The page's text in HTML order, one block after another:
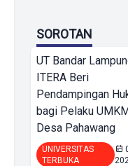
SOROTAN
UT Bandar
ITERA Beri
Pendampingan
bagi Pelaku
Desa Pahawang
UNIVERSITAS
TERBUKA